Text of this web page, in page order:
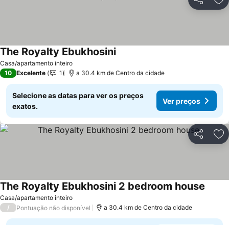
Partilhar
Casa/apartamento inteiro
The Royalty Ebukhosini
10 Excelente 1 a 30.4 km de Centro da cidade
Selecione as datas para ver os preços
exatos.
Ver preços
Partilhar
Casa/apartamento inteiro
The Royalty Ebukhosini 2 bedroom house
/ Pontuação não disponível a 30.4 km de Centro da cidade